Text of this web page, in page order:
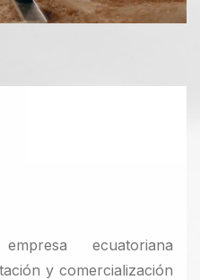
ecuatoriana
y comercialización